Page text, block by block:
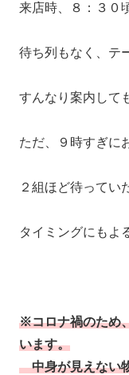
来店時、８：３０
待ち列もなく、テ
すんなり案内して
ただ、９時すぎに
２組ほど待ってい
タイミングにもよ
※コロナ禍のため
います。
中身が見えない